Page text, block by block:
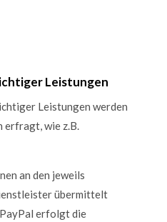
Leistungen
Leistungen werden
erfragt, wie z.B.
an den jeweils
übermittelt
erfolgt die